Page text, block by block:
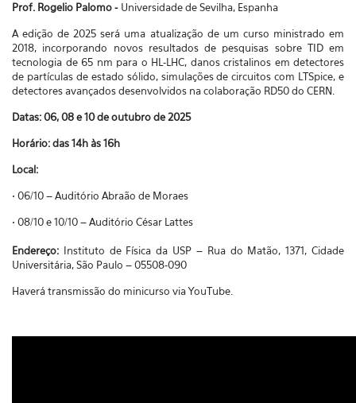
Prof. Rogelio Palomo - Universidade de Sevilha, Espanha
A edição de 2025 será uma atualização de um curso ministrado em
2018, incorporando novos resultados de pesquisas sobre TID em
tecnologia de 65 nm para o HL-LHC, danos cristalinos em detectores
de partículas de estado sólido, simulações de circuitos com LTSpice, e
detectores avançados desenvolvidos na colaboração RD50 do CERN.
Datas: 06, 08 e 10 de outubro de 2025
Horário: das 14h às 16h
Local:
• 06/10 – Auditório Abraão de Moraes
• 08/10 e 10/10 – Auditório César Lattes
Endereço: Instituto de Física da USP – Rua do Matão, 1371, Cidade
Universitária, São Paulo – 05508-090
Haverá transmissão do minicurso via YouTube.